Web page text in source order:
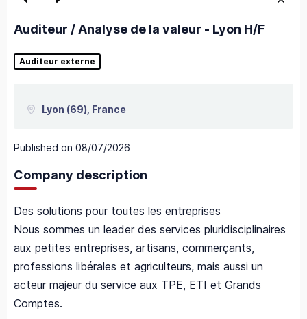
Auditeur / Analyse de la valeur - Lyon H/F
Auditeur externe
Lyon (69), France
Published on 08/07/2026
Company description
Des solutions pour toutes les entreprises
Nous sommes un leader des services pluridisciplinaires
aux petites entreprises, artisans, commerçants,
professions libérales et agriculteurs, mais aussi un
acteur majeur du service aux TPE, ETI et Grands
Comptes.